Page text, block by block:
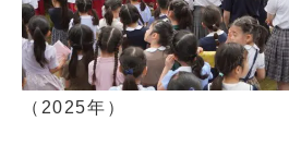
（2025年）